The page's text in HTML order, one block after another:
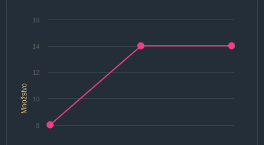
Množstvo
8
10
12
14
16